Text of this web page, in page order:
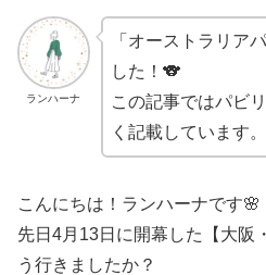
ランハーナ
「オーストラリア
した！🐨
この記事ではパビ
く記載しています。
こんにちは！ランハーナです🌸
先日4月13日に開幕した【大阪
う行きましたか？